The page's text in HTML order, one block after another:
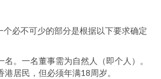
个必不可少的部分是根据以下要求确定
名。一名董事需为自然人（即个人）。
港居民，但必须年满18周岁。